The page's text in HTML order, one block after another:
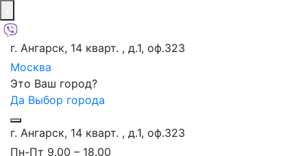
г. Ангарск, 14 кварт. , д.1, оф.323
Москва
Это Ваш город?
Да Выбор города
г. Ангарск, 14 кварт. , д.1, оф.323
Пн-Пт 9.00 – 18.00